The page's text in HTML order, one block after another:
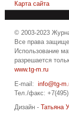
Карта сайта
© 2003-2023
Все права
Использование
разрешается
www.tg-m.ru
E-mail: info@tg-
Тел./факс:
Дизайн - Татьяна